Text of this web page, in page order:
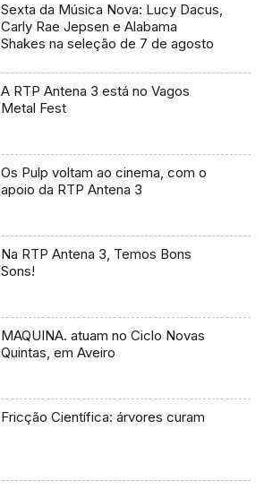
Sexta da Música Nova: Lucy Dacus,
Carly Rae Jepsen e Alabama
Shakes na seleção de 7 de agosto
A RTP Antena 3 está no Vagos
Metal Fest
Os Pulp voltam ao cinema, com o
apoio da RTP Antena 3
Na RTP Antena 3, Temos Bons
Sons!
MAQUINA. atuam no Ciclo Novas
Quintas, em Aveiro
Fricção Científica: árvores curam